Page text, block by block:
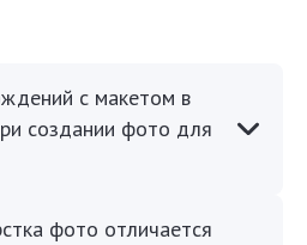
с макетом в
создании фото для
фото отличается